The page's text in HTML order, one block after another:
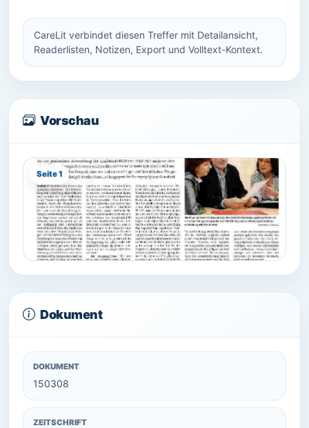
CareLit verbindet diesen Treffer mit Detailansicht,
Readerlisten, Notizen, Export und Volltext-Kontext.
Vorschau
Seite 1
Dokument
DOKUMENT
150308
ZEITSCHRIFT